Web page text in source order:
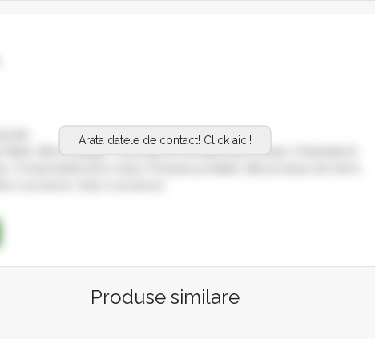
Arata datele de contact! Click aici!
Paleti, Alte ambalaje, Cherestea & semifabricate foioase, Cherestea &
Produse similare